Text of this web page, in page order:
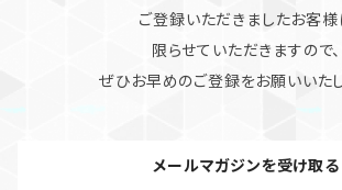
ご登録いただきましたお客様
限らせていただきますので、
ぜひお早めのご登録をお願いいた
メールマガジンを受け取る